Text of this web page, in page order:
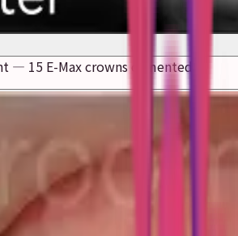
— 15 E-Max crowns cemented